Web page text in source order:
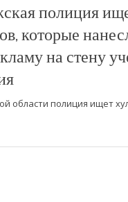
полиция
которые
на стену
области полиция ищет